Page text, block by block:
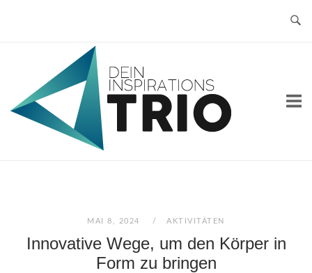
MAI 8, 2024 AKTIVITÄTEN
Innovative Wege, um den Körper in
Form zu bringen